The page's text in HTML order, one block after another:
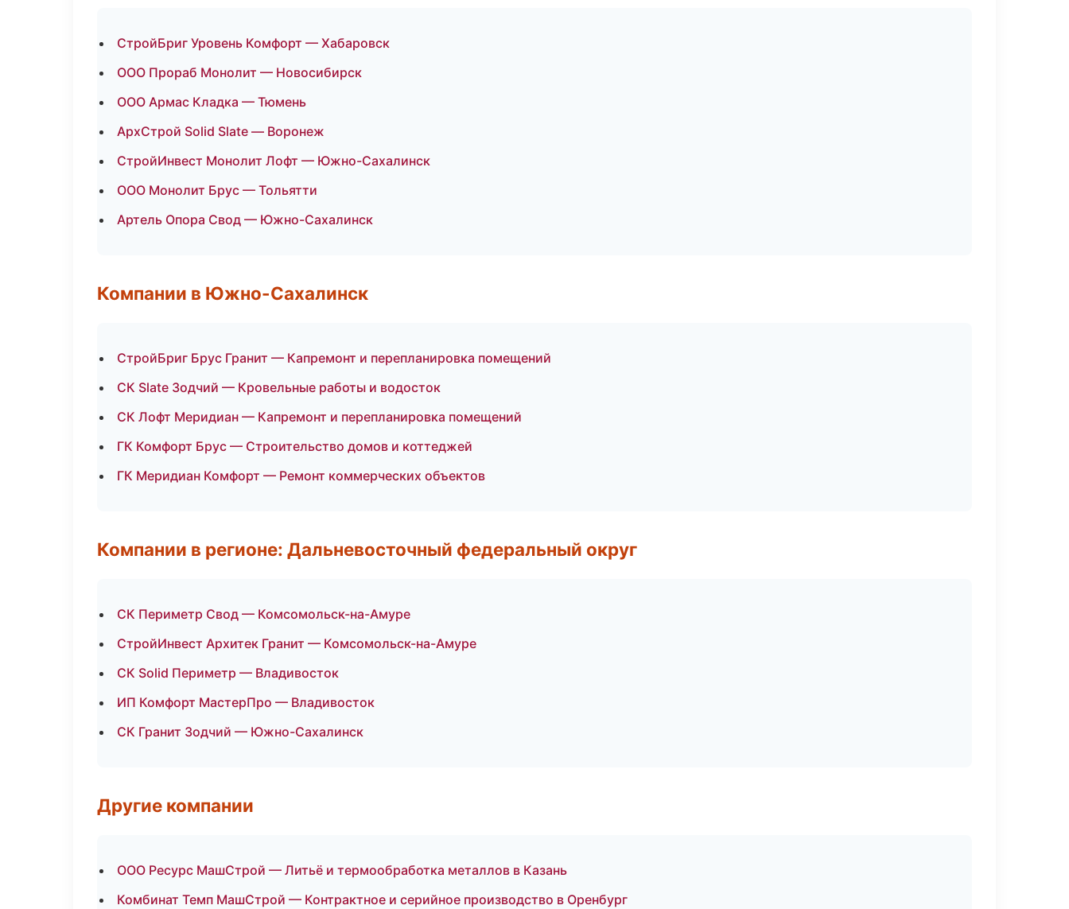
СтройБриг Уровень Комфорт — Хабаровск
ООО Прораб Монолит — Новосибирск
ООО Армас Кладка — Тюмень
АрхСтрой Solid Slate — Воронеж
СтройИнвест Монолит Лофт — Южно-Сахалинск
ООО Монолит Брус — Тольятти
Артель Опора Свод — Южно-Сахалинск
Компании в Южно-Сахалинск
СтройБриг Брус Гранит — Капремонт и перепланировка помещений
СК Slate Зодчий — Кровельные работы и водосток
СК Лофт Меридиан — Капремонт и перепланировка помещений
ГК Комфорт Брус — Строительство домов и коттеджей
ГК Меридиан Комфорт — Ремонт коммерческих объектов
Компании в регионе: Дальневосточный федеральный округ
СК Периметр Свод — Комсомольск-на-Амуре
СтройИнвест Архитек Гранит — Комсомольск-на-Амуре
СК Solid Периметр — Владивосток
ИП Комфорт МастерПро — Владивосток
СК Гранит Зодчий — Южно-Сахалинск
Другие компании
ООО Ресурс МашСтрой — Литьё и термообработка металлов в Казань
Комбинат Темп МашСтрой — Контрактное и серийное производство в Оренбург